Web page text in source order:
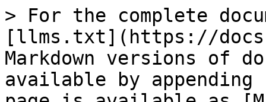
> For the complete
[llms.txt](https://
Markdown versions of
available by